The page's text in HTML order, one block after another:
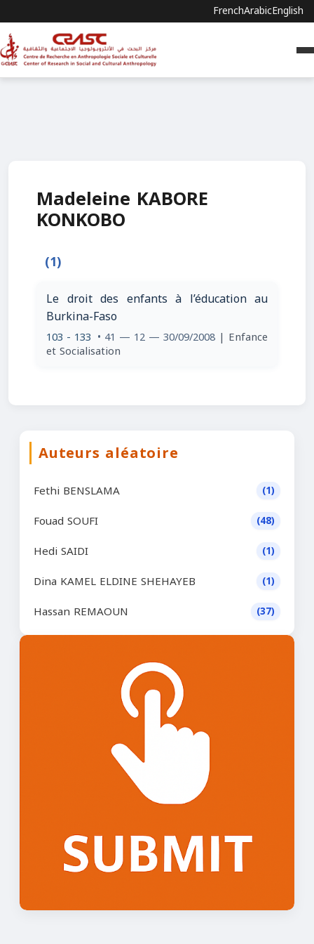
FrenchArabicEnglish
Madeleine KABORE
KONKOBO
(1)
Le droit des enfants à l’éducation au
Burkina-Faso
103 - 133 • 41 — 12 — 30/09/2008 | Enfance
et Socialisation
Auteurs aléatoire
Fethi BENSLAMA (1)
Fouad SOUFI (48)
Hedi SAIDI (1)
Dina KAMEL ELDINE SHEHAYEB (1)
Hassan REMAOUN (37)